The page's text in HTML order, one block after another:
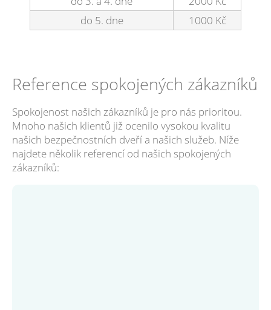
do 5. dne
1000 Kč
Reference spokojených zákazníků
Spokojenost našich zákazníků je pro nás prioritou.
Mnoho našich klientů již ocenilo vysokou kvalitu
našich bezpečnostních dveří a našich služeb. Níže
najdete několik referencí od našich spokojených
zákazníků: